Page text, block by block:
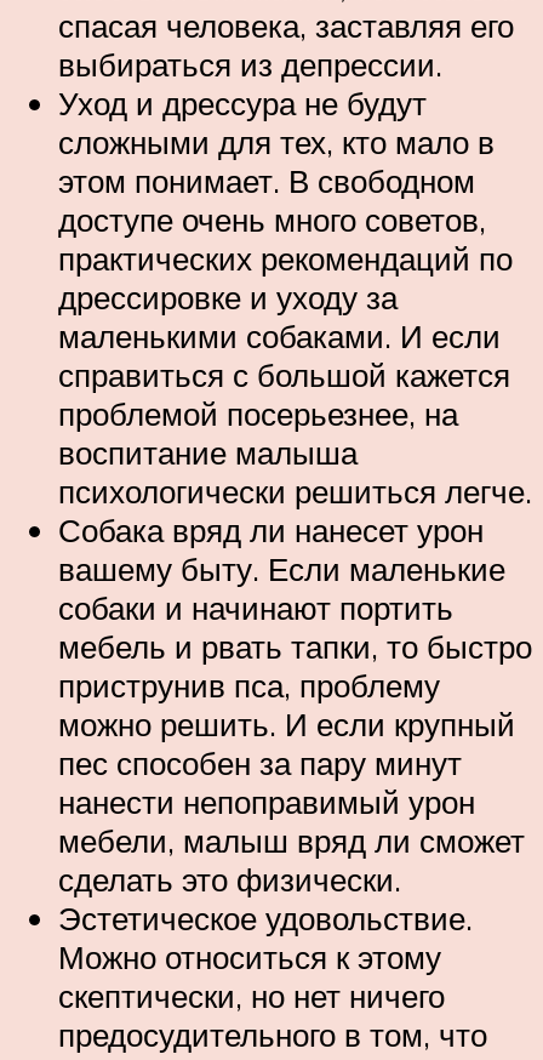
спасая человека, заставляя его
выбираться из депрессии.
Уход и дрессура не будут
сложными для тех, кто мало в
этом понимает. В свободном
доступе очень много советов,
практических рекомендаций по
дрессировке и уходу за
маленькими собаками. И если
справиться с большой кажется
проблемой посерьезнее, на
воспитание малыша
психологически решиться легче.
Собака вряд ли нанесет урон
вашему быту. Если маленькие
собаки и начинают портить
мебель и рвать тапки, то быстро
приструнив пса, проблему
можно решить. И если крупный
пес способен за пару минут
нанести непоправимый урон
мебели, малыш вряд ли сможет
сделать это физически.
Эстетическое удовольствие.
Можно относиться к этому
скептически, но нет ничего
предосудительного в том, что